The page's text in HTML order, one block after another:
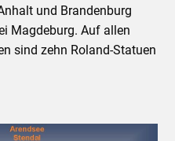
und Brandenburg
Magdeburg. Auf allen
sind zehn Roland-Statuen